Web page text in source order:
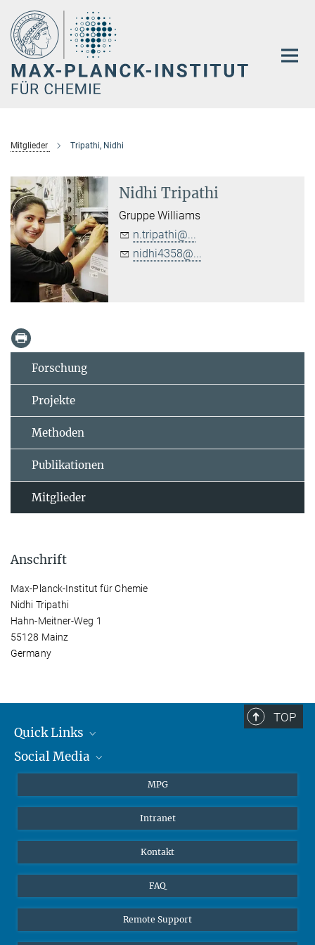
Hauptinhalt
Mitglieder Tripathi, Nidhi
Nidhi Tripathi
Gruppe Williams
n.tripathi@...
nidhi4358@...
Forschung
Projekte
Methoden
Publikationen
Mitglieder
Anschrift
Max-Planck-Institut für Chemie
Nidhi Tripathi
Hahn-Meitner-Weg 1
55128 Mainz
Germany
TOP
Quick Links
Journalisten
Social Media
Instagram
YouTube
MPG
Intranet
Kontakt
FAQ
Remote Support